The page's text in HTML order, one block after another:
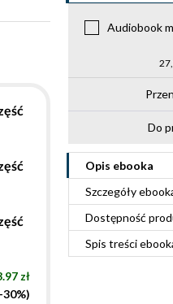
Audiobook
Do
Opis ebooka
Szczegóły
Dostępność
Spis treści
zł
30%)